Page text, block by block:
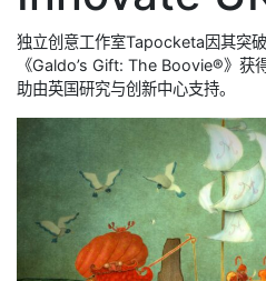
独立创意工作室Tapocketa因其突
《Galdo’s Gift: The Boovie®》获
助由英国研究与创新中心支持。